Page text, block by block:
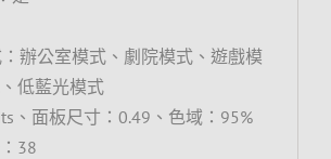
辦公室模式、劇院模式、遊戲模
低藍光模式
、面板尺寸：0.49、色域：95%
38